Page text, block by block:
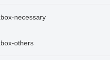
necessary
others